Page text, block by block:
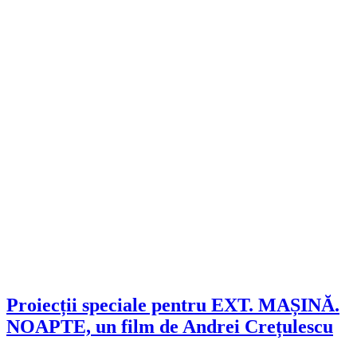
Proiecții speciale pentru EXT. MAȘINĂ.
NOAPTE, un film de Andrei Crețulescu